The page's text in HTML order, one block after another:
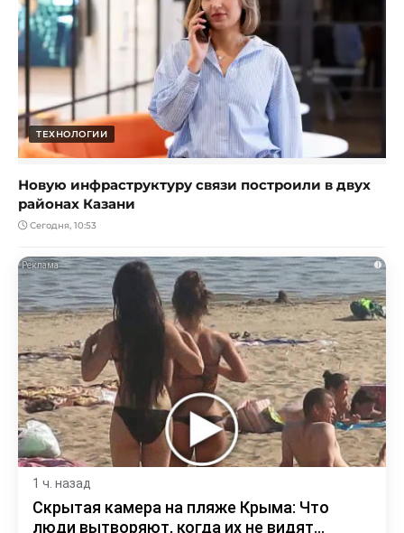
ТЕХНОЛОГИИ
Новую инфраструктуру связи построили в двух
районах Казани
Сегодня, 10:53
i
1 ч. назад
Скрытая камера на пляже Крыма: Что
люди вытворяют, когда их не видят...